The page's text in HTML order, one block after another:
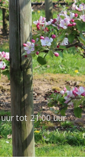
tot 21:00 uur